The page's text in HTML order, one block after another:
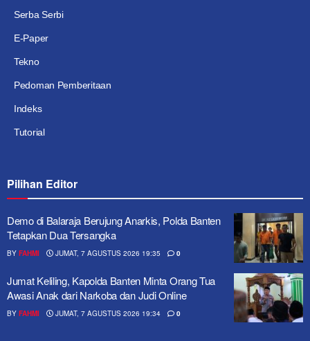
Serba Serbi
E-Paper
Tekno
Pedoman Pemberitaan
Indeks
Tutorial
Pilihan Editor
Demo di Balaraja Berujung Anarkis, Polda Banten
Tetapkan Dua Tersangka
BY FAHMI JUMAT, 7 AGUSTUS 2026 19:35 0
Jumat Keliling, Kapolda Banten Minta Orang Tua
Awasi Anak dari Narkoba dan Judi Online
BY FAHMI JUMAT, 7 AGUSTUS 2026 19:34 0